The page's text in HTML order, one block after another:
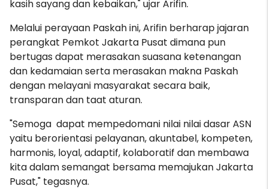
kasih sayang dan kebaikan,"ujar Arifin.
Melalui perayaan Paskah ini, Arifin berharap jajaran
perangkat Pemkot Jakarta Pusat dimana pun
bertugas dapat merasakan suasana ketenangan
dan kedamaian serta merasakan makna Paskah
dengan melayani masyarakat secara baik,
transparan dan taat aturan.
"Semoga dapat mempedomani nilai nilai dasar ASN
yaitu berorientasi pelayanan, akuntabel, kompeten,
harmonis, loyal, adaptif, kolaboratif dan membawa
kita dalam semangat bersama memajukan Jakarta
Pusat," tegasnya.